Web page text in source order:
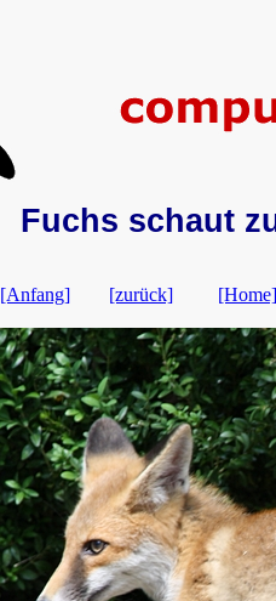
Fuchs schaut
[Anfang] [zurück] [Home]